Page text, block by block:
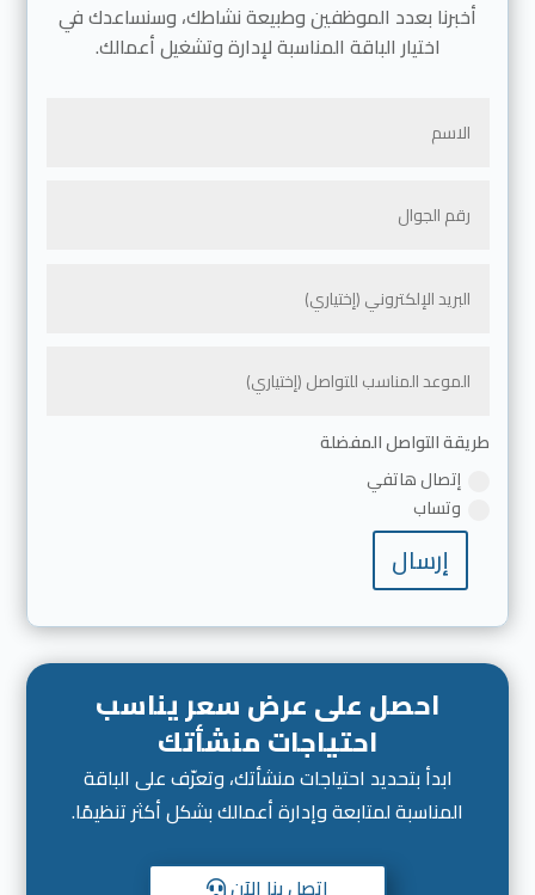
أخبرنا بعدد الموظفين وطبيعة نشاطك، وسنساعدك في
اختيار الباقة المناسبة لإدارة وتشغيل أعمالك.
طريقة التواصل المفضلة
إتصال هاتفي
وتساب
إرسال
احصل على عرض سعر يناسب
احتياجات منشأتك
ابدأ بتحديد احتياجات منشأتك، وتعرّف على الباقة
المناسبة لمتابعة وإدارة أعمالك بشكل أكثر تنظيمًا.
إتصل بنا الآن